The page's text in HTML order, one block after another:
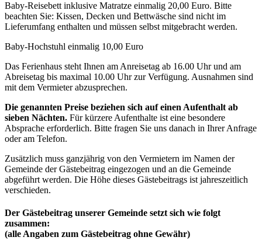
Baby-Reisebett inklusive Matratze einmalig 20,00 Euro. Bitte
beachten Sie: Kissen, Decken und Bettwäsche sind nicht im
Lieferumfang enthalten und müssen selbst mitgebracht werden.
Baby-Hochstuhl einmalig 10,00 Euro
Das Ferienhaus steht Ihnen am Anreisetag ab 16.00 Uhr und am
Abreisetag bis maximal 10.00 Uhr zur Verfügung. Ausnahmen sind
mit dem Vermieter abzusprechen.
Die genannten Preise beziehen sich auf einen Aufenthalt ab
sieben Nächten. Für kürzere Aufenthalte ist eine besondere
Absprache erforderlich. Bitte fragen Sie uns danach in Ihrer Anfrage
oder am Telefon.
Zusätzlich muss ganzjährig von den Vermietern im Namen der
Gemeinde der Gästebeitrag eingezogen und an die Gemeinde
abgeführt werden. Die Höhe dieses Gästebeitrags ist jahreszeitlich
verschieden.
Der Gästebeitrag unserer Gemeinde setzt sich wie folgt
zusammen:
(alle Angaben zum Gästebeitrag ohne Gewähr)